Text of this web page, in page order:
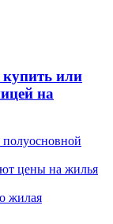
или
на
цены на жилья
жилая